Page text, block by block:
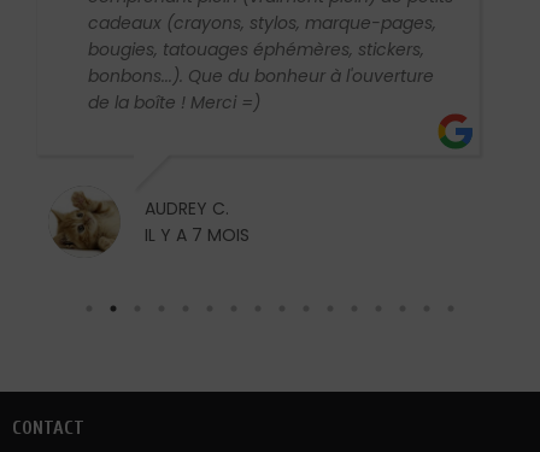
cadeaux (crayons, stylos, marque-pages,
bougies, tatouages éphémères, stickers,
bonbons...). Que du bonheur à l'ouverture
de la boîte ! Merci =)
AUDREY C.
IL Y A 7 MOIS
CONTACT